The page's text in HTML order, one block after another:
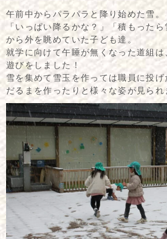
午前中からパラパラと降り始めた雪。
「いっぱい降るかな？」「積もった
から外を眺めていた子ども達。
就学に向けて午睡が無くなった道組
遊びをしました！
雪を集めて雪玉を作っては職員に投
だるまを作ったりと様々な姿が見られ